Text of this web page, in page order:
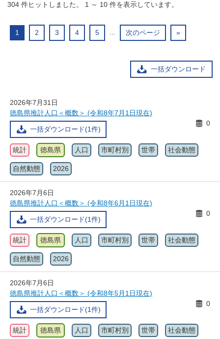
304 件ヒットしました。 1 ～ 10 件を表示しています。
1 2 3 4 5 ... 次のページ »
一括ダウンロード
2026年7月31日
徳島県推計人口＜概数＞ (令和8年7月1日現在)
一括ダウンロード(1件)
0
統計 徳島県 人口 市町村別 世帯 社会動態
自然動態 2026
2026年7月6日
徳島県推計人口＜概数＞ (令和8年6月1日現在)
一括ダウンロード(1件)
0
統計 徳島県 人口 市町村別 世帯 社会動態
自然動態 2026
2026年7月6日
徳島県推計人口＜概数＞ (令和8年5月1日現在)
一括ダウンロード(1件)
0
統計 徳島県 人口 市町村別 世帯 社会動態